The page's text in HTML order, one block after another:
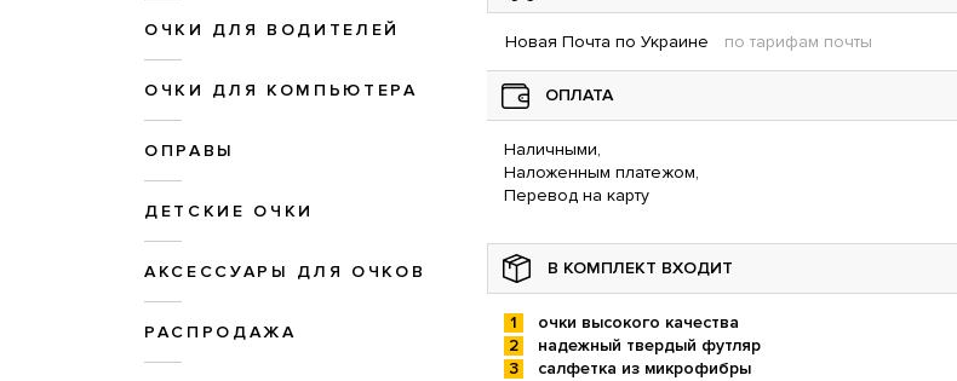
ОЧКИ ДЛЯ ВОДИТЕЛЕЙ
ОЧКИ ДЛЯ КОМПЬЮТЕРА
ОПРАВЫ
ДЕТСКИЕ ОЧКИ
АКСЕССУАРЫ ДЛЯ ОЧКОВ
РАСПРОДАЖА
Новая Почта по Украине по тарифам почты
ОПЛАТА
Наличными,
Наложенным платежом,
Перевод на карту
В КОМПЛЕКТ ВХОДИТ
очки высокого качества
надежный твердый футляр
салфетка из микрофибры